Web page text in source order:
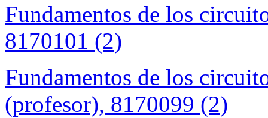
Fundamentos de los
8170101 (2)
Fundamentos de los
(profesor), 8170099 (2)